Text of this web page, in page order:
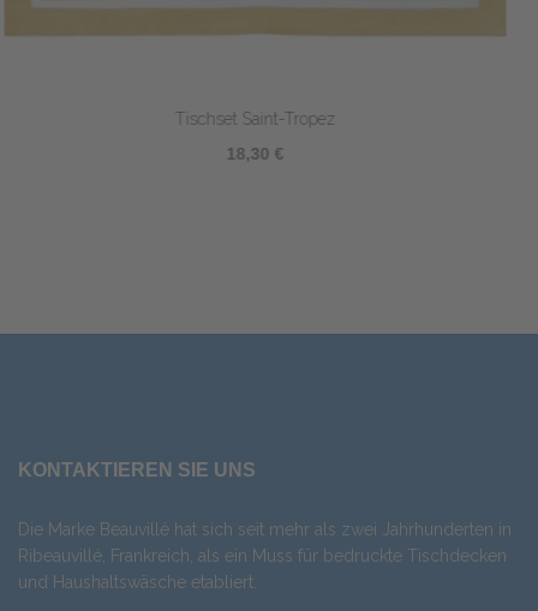
Tischset Topkapi
KONTAKTIEREN SIE UNS
Die Marke Beauvillé hat sich seit mehr als zwei Jahrhunderten in
Ribeauvillé, Frankreich, als ein Muss für bedruckte Tischdecken
und Haushaltswäsche etabliert.